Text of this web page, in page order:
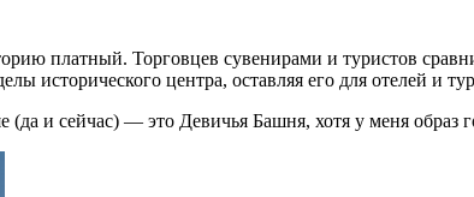
платный. Торговцев сувенирами и туристов
исторического центра, оставляя его для отелей и
и сейчас) — это Девичья Башня, хотя у меня образ